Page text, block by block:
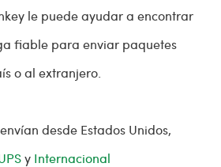
le puede ayudar a encontrar
fiable para enviar paquetes
o al extranjero.
desde Estados Unidos,
y Internacional